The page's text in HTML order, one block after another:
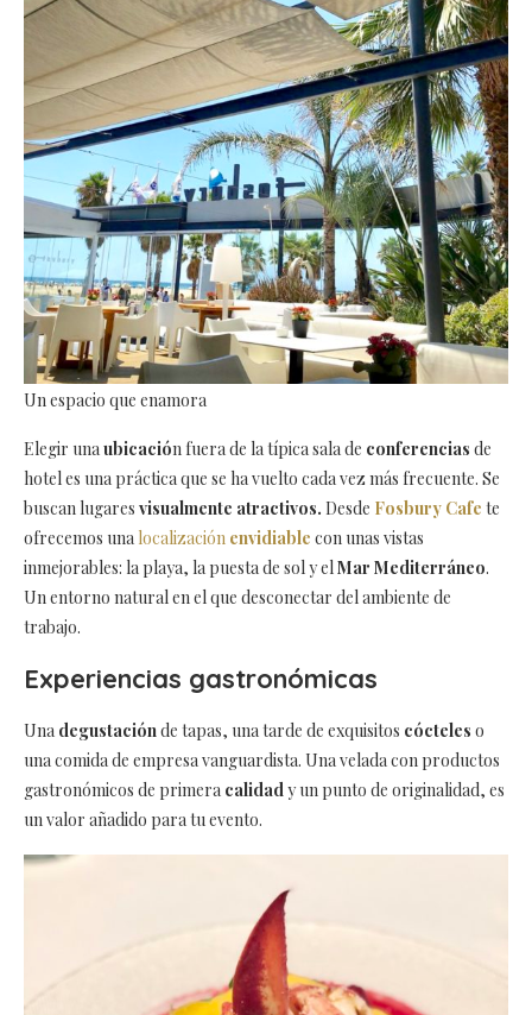
Un espacio que enamora
Elegir una ubicación fuera de la típica sala de conferencias de
hotel es una práctica que se ha vuelto cada vez más frecuente. Se
buscan lugares visualmente atractivos. Desde Fosbury Cafe te
ofrecemos una localización envidiable con unas vistas
inmejorables: la playa, la puesta de sol y el Mar Mediterráneo.
Un entorno natural en el que desconectar del ambiente de
trabajo.
Experiencias gastronómicas
Una degustaciónde tapas, una tarde de exquisitos cócteles o
una comida de empresa vanguardista. Una velada con productos
gastronómicos de primera calidad y un punto de originalidad, es
un valor añadido para tu evento.